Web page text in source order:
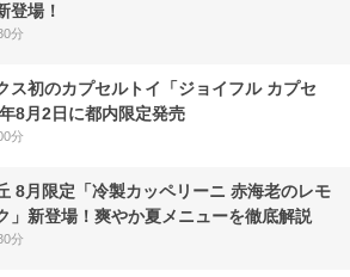
登場！
分
ス初のカプセルトイ「ジョイフル カプセ
8月2日に都内限定発売
分
8月限定「冷製カッペリーニ 赤海老のレモ
」新登場！爽やか夏メニューを徹底解説
分